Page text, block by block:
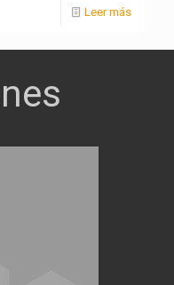
Leer más